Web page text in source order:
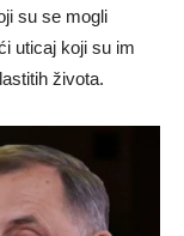
su se mogli
uticaj koji su im
života.